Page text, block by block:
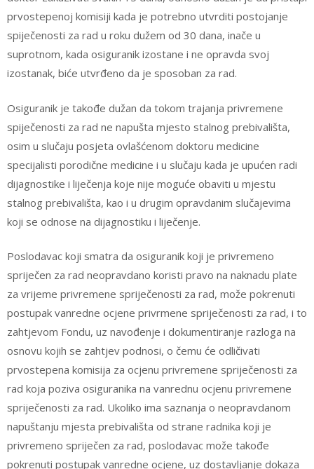
prvostepenoj komisiji kada je potrebno utvrditi postojanje
spiječenosti za rad u roku dužem od 30 dana, inače u
suprotnom, kada osiguranik izostane i ne opravda svoj
izostanak, biće utvrđeno da je sposoban za rad.
Osiguranik je takođe dužan da tokom trajanja privremene
spiječenosti za rad ne napušta mjesto stalnog prebivališta,
osim u slučaju posjeta ovlašćenom doktoru medicine
specijalisti porodične medicine i u slučaju kada je upućen radi
dijagnostike i liječenja koje nije moguće obaviti u mjestu
stalnog prebivališta, kao i u drugim opravdanim slučajevima
koji se odnose na dijagnostiku i liječenje.
Poslodavac koji smatra da osiguranik koji je privremeno
spriječen za rad neopravdano koristi pravo na naknadu plate
za vrijeme privremene spriječenosti za rad, može pokrenuti
postupak vanredne ocjene privrmene spriječenosti za rad, i to
zahtjevom Fondu, uz navođenje i dokumentiranje razloga na
osnovu kojih se zahtjev podnosi, o čemu će odličivati
prvostepena komisija za ocjenu privremene spriječenosti za
rad koja poziva osiguranika na vanrednu ocjenu privremene
spriječenosti za rad. Ukoliko ima saznanja o neopravdanom
napuštanju mjesta prebivališta od strane radnika koji je
privremeno spriječen za rad, poslodavac može takođe
pokrenuti postupak vanredne ocjene, uz dostavljanje dokaza